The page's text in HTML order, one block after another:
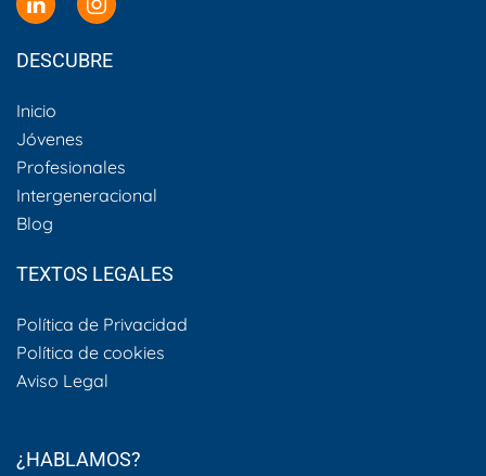
DESCUBRE
Inicio
Jóvenes
Profesionales
Intergeneracional
Blog
TEXTOS LEGALES
Política de Privacidad
Política de cookies
Aviso Legal
¿HABLAMOS?